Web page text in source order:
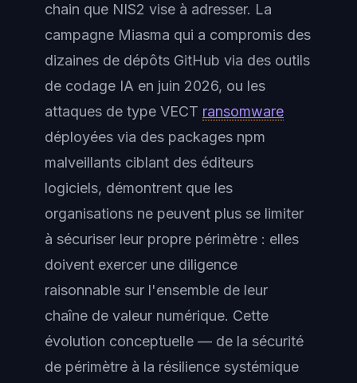
chain que NIS2 vise à adresser. La
campagne Miasma qui a compromis des
dizaines de dépôts GitHub via des outils
de codage IA en juin 2026, ou les
attaques de type VECT ransomware
déployées via des packages npm
malveillants ciblant des éditeurs
logiciels, démontrent que les
organisations ne peuvent plus se limiter
à sécuriser leur propre périmètre : elles
doivent exercer une diligence
raisonnable sur l'ensemble de leur
chaîne de valeur numérique. Cette
évolution conceptuelle — de la sécurité
de périmètre à la résilience systémique